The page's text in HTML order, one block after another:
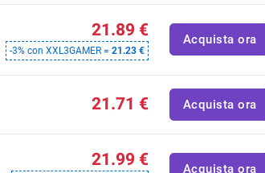
21.89 €
-3% con XXL3GAMER = 21.23 €
Acquista ora
21.71 € Acquista ora
21.99 € Acquista ora